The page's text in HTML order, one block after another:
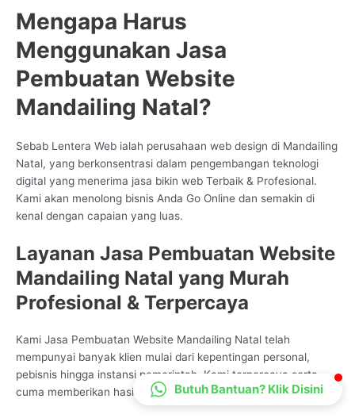
Mengapa Harus
Menggunakan Jasa
Pembuatan Website
Mandailing Natal?
Sebab Lentera Web ialah perusahaan web design di Mandailing
Natal, yang berkonsentrasi dalam pengembangan teknologi
digital yang menerima jasa bikin web Terbaik & Profesional.
Kami akan menolong bisnis Anda Go Online dan semakin di
kenal dengan capaian yang luas.
Layanan Jasa Pembuatan Website
Mandailing Natal yang Murah
Profesional & Terpercaya
Kami Jasa Pembuatan Website Mandailing Natal telah
mempunyai banyak klien mulai dari kepentingan personal,
pebisnis hingga instansi pemerintah. Kami terpercaya serta
cuma memberikan hasil yang berkualitas.
CS Lenteraweb
Online
Butuh Bantuan? Klik Disini